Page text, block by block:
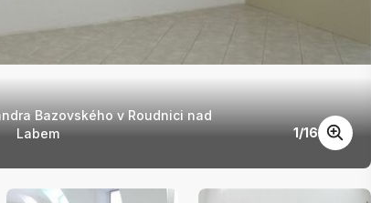
Bazovského v Roudnici nad
Labem
1/16